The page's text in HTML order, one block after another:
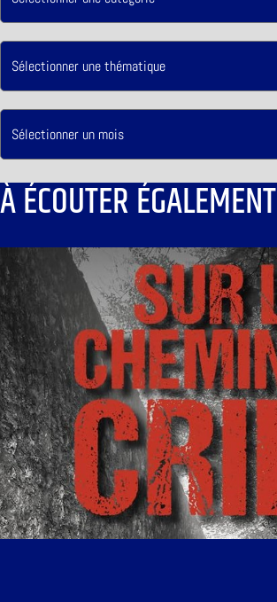
À ÉCOUTER ÉGALEMENT